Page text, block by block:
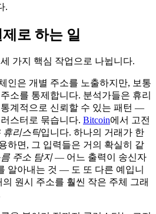
.
로 하는 일
가지 핵심 작업으로 나뉩니다.
인은 개별 주소를 노출하지만, 보통
소를 통제합니다. 분석가들은 휴리
계적으로 신뢰할 수 있는 패턴 —
스터로 묶습니다. Bitcoin에서 고전
휴리스틱입니다. 하나의 거래가 한
하면, 그 입력들은 거의 확실히 같
주소 탐지— 어느 출력이 송신자
알아내는 것 — 도 또 다른 예입니
원시 주소를 훨씬 작은 주체 그래